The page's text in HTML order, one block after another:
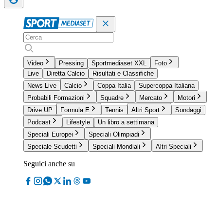
Video Pressing Sportmediaset XXL
Foto
Live
Diretta Calcio
Risultati e Classifiche
News Live
Calcio Coppa Italia
Supercoppa Italiana
Probabili Formazioni
Squadre Mercato
Motori
Drive UP
Formula E Tennis Altri Sport
Sondaggi
Podcast
Lifestyle
Un libro a settimana
Speciali Europei
Speciali Olimpiadi
Speciale Scudetti
Speciali Mondiali Altri Speciali
Seguici anche su